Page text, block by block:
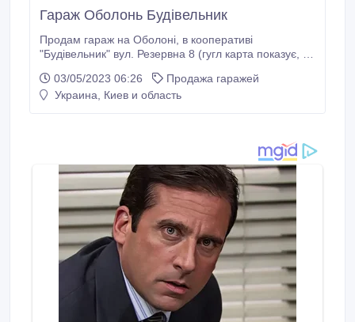
Гараж Оболонь Будівельник
Продам гараж на Оболоні, в кооперативі
"Будівельник" вул. Резервна 8 (гугл карта показує, як
підвал 19 м2. Гараж знаходиться, в 5 хв. хотьби від
зупинки транспорту. 35 м від калітки входу на
03/05/2023 06:26
Продажа гаражей
Украина, Киев и область